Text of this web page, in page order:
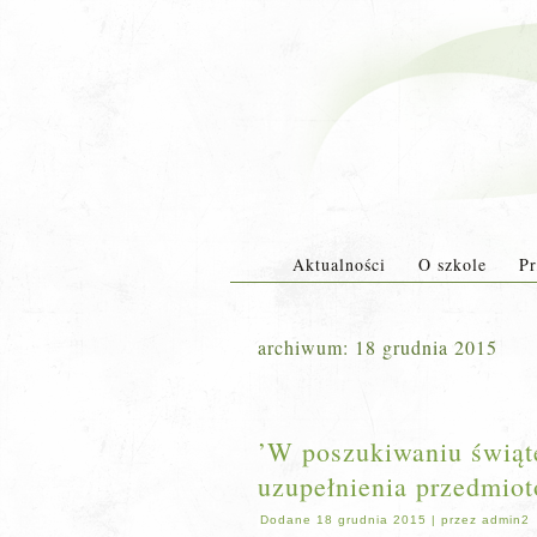
Aktualności O szkole
archiwum: 18 grudnia 2015
’W poszukiwaniu
uzupełnienia
Dodane 18 grudnia 2015 | przez admin2